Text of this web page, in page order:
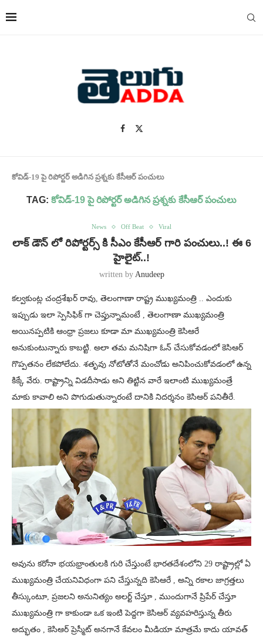
కోవిడ్-19 పై రిపోర్టర్ అడిగిన ప్రశ్నకు కేసీఆర్ పంచులు
TAG: కోవిడ్-19 పై రిపోర్టర్ అడిగిన ప్రశ్నకు కేసీఆర్ పంచులు
News Off Beat Viral
లాక్ డౌన్ లో రిపోర్టర్స్ కి సీఎం కేసీఆర్ గారి పంచులు..! ఈ 6
హైలైట్..!
written by Anudeep
కల్వకుంట్ల చంద్రశేఖర్ రావు, తెలంగాణా రాష్ట్ర ముఖ్యమంత్రి .. ఎందుకు
ఇప్పుడు ఇలా స్పెసిఫిక్ గా చెప్తున్నామంటే , తెలంగాణా ముఖ్యమంత్రి
అయినప్పటికి ఆంధ్రా ప్రజలు కూడా మా ముఖ్యమంత్రి కెసిఆరే
అనుకుంటున్నారు కాబట్టి. అలా తమ మనిషిగా ఓన్ చేసుకోవడంలో కెసిఆర్
గొప్పతనం లేకపోలేదు. శతృవు నోటోతోనే మంచోడు అనిపించుకోవడంలో ఉన్న
కిక్కే వేరు. రాష్ట్రాన్ని విడదీసాడు అని తిట్టిన వారే ఇలాంటి ముఖ్యమంత్రే
మాకు కావాలి అని పొగుడుతున్నారంటే దానికి నిదర్శనం కెసిఆర్ పనితీరే.
అవును కరోనా భయభ్రాంతులకి గురి చేస్తుంటే భారతదేశంలోని 29 రాష్ట్రాల్లో ఏ
ముఖ్యమంత్రి చేయనివిధంగా పని చేస్తున్నది కెసిఆరే , అన్ని రకాల జాగ్రత్తలు
తీస్కుంటూ, ప్రజలని అనునిత్యం అలర్ట్ చేస్తూ , ముందుగానే ప్రిపేర్ చేస్తూ
ముఖ్యమంత్రి గా కాకుండా ఒక ఇంటి పెద్దగా కెసిఆర్ వ్యవహరిస్తున్న తీరు
అద్భుతం , కెసిఆర్ ప్రెస్మీట్ అనగానే కేవలం మీడియా మాత్రమే కాదు యావత్